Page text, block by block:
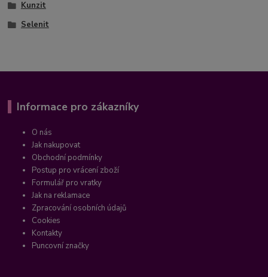
Kunzit
Selenit
Informace pro zákazníky
O nás
Jak nakupovat
Obchodní podmínky
Postup pro vrácení zboží
Formulář pro vratky
Jak na reklamace
Zpracování osobních údajů
Cookies
Kontakty
Puncovní značky